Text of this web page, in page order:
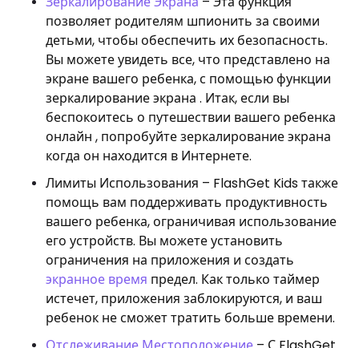
позволяет родителям шпионить за своими
детьми, чтобы обеспечить их безопасность.
Вы можете увидеть все, что представлено на
экране вашего ребенка, с помощью функции
зеркалирование экрана . Итак, если вы
беспокоитесь о путешествии вашего ребенка
онлайн , попробуйте зеркалирование экрана
когда он находится в Интернете.
Лимиты Использования – FlashGet Kids также
помощь вам поддерживать продуктивность
вашего ребенка, ограничивая использование
его устройств. Вы можете установить
ограничения на приложения и создать
экранное время предел. Как только таймер
истечет, приложения заблокируются, и ваш
ребенок не сможет тратить больше времени.